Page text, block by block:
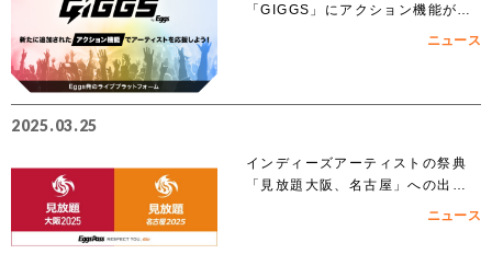
「GIGGS」にアクション機能が追
ニュース
2025.03.25
インディーズアーティストの祭典
「見放題大阪、名古屋」への出演
ニュース